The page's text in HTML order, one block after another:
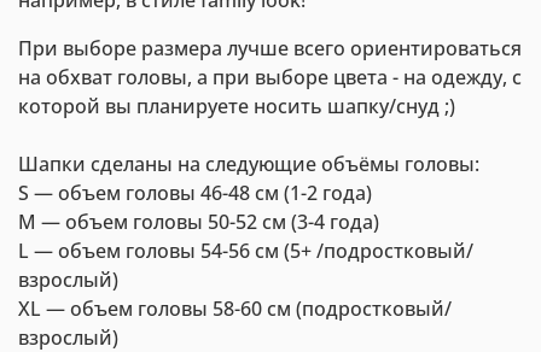
При выборе размера лучше всего ориентироваться
на обхват головы, а при выборе цвета - на одежду, с
которой вы планируете носить шапку/снуд ;)
Шапки сделаны на следующие объёмы головы:
S — объем головы 46-48 см (1-2 года)
M — объем головы 50-52 см (3-4 года)
L — объем головы 54-56 см (5+ /подростковый/
взрослый)
XL — объем головы 58-60 см (подростковый/
взрослый)